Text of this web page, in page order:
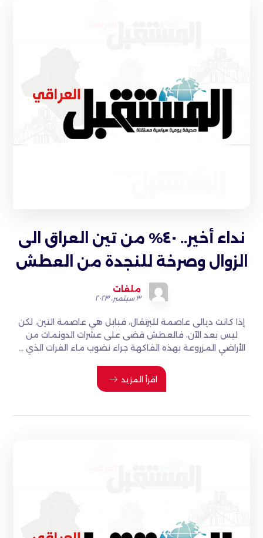
نداء أخير.. ٤٠% من تين العراق الى
الزوال وصرخة للنجدة من العطش
ملفات
٣ سبتمبر، ٢٠٢٣
إذا كانت ديالى عاصمة للبرتقال، فبابل هي عاصمة التين، لكن
ليس بعد الآن، فالعطش قضى على عشرات الدونمات من
الأراضي المزروعة بهذه الفاكهة جراء نضوب ماء الفرات الذي ...
اقرأ المزيد